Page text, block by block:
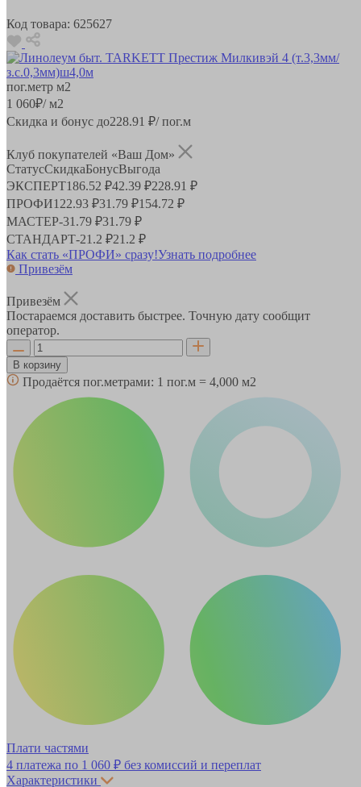
Код товара: 625627
пог.метр м2
1 060₽/ м2
Скидка и бонус до228.91 ₽/ пог.м
Клуб покупателей «Ваш Дом»
СтатусСкидкаБонусВыгода
ЭКСПЕРТ186.52 ₽42.39 ₽228.91 ₽
ПРОФИ122.93 ₽31.79 ₽154.72 ₽
МАСТЕР-31.79 ₽31.79 ₽
СТАНДАРТ-21.2 ₽21.2 ₽
Как стать «ПРОФИ» сразу!Узнать подробнее
Привезём
Привезём
Постараемся доставить быстрее. Точную дату сообщит
оператор.
В корзину
Продаётся пог.метрами: 1 пог.м = 4,000 м2
Плати частями
4 платежа по 1 060 ₽ без комиссий и переплат
Характеристики